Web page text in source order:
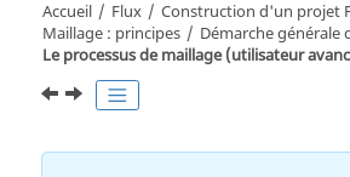
Accueil Flux
Construction d'un projet
Maillage : principes
Démarche générale
Le processus de maillage (utilisateur